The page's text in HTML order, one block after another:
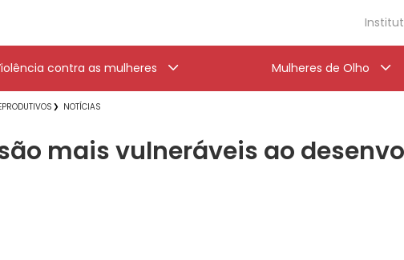
contra as mulheres Mulheres de Olho
NOTÍCIAS
mais vulneráveis ao